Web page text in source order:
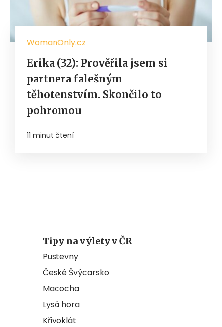
WomanOnly.cz
Erika (32): Prověřila jsem si
partnera falešným
těhotenstvím. Skončilo to
pohromou
11 minut čtení
Tipy na výlety v ČR
Pustevny
České Švýcarsko
Macocha
Lysá hora
Křivoklát